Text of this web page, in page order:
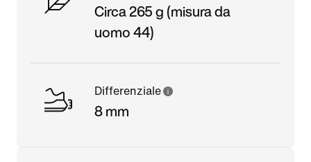
Circa 265 g (misura da
uomo 44)
Differenziale
8 mm